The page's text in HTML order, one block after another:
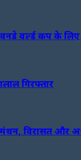
वर्ल्ड कप के लिए
गिरफ्तार
विरासत और